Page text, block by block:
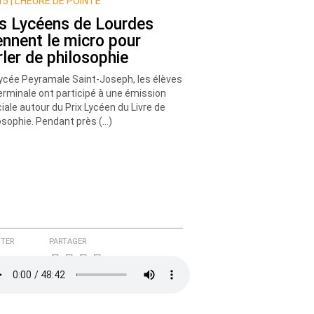
Lycéens de Lourdes
le micro pour
de philosophie
Peyramale Saint-Joseph, les élèves
ont participé à une émission
autour du Prix Lycéen du Livre de
Pendant près (…)
PARTAGER